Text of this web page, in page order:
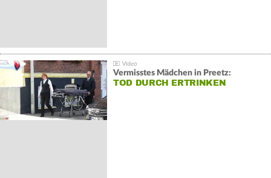
Vermisstes Mädchen in Preetz:
TOD DURCH ERTRINKEN